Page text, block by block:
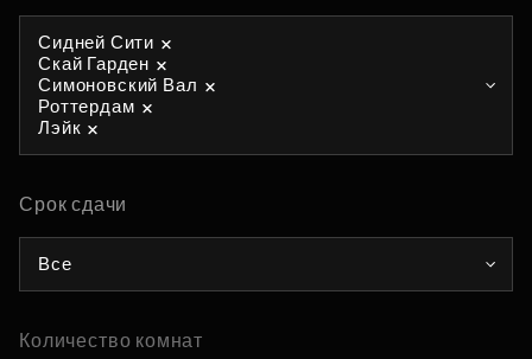
Сидней Сити
Скай Гарден
Симоновский Вал
Роттердам
Лэйк
Срок сдачи
Все
Количество комнат